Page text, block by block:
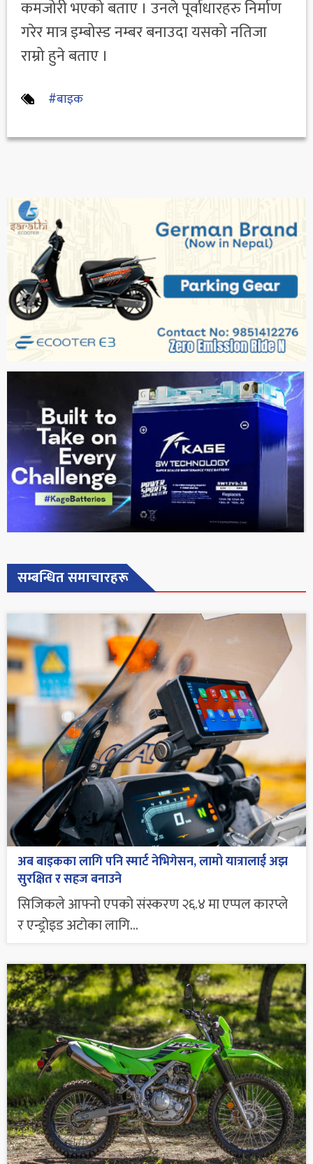
कमजोरी भएको बताए । उनले पूर्वाधारहरु निर्माण
गरेर मात्र इम्बोस्ड नम्बर बनाउदा यसको नतिजा
राम्रो हुने बताए ।
#बाइक
सम्बन्धित समाचारहरू
अब बाइकका लागि पनि स्मार्ट नेभिगेसन, लामो यात्रालाई अझ
सुरक्षित र सहज बनाउने
सिजिकले आफ्नो एपको संस्करण २६.४ मा एप्पल कारप्ले
र एन्ड्रोइड अटोका लागि...